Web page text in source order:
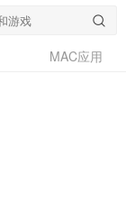
MAC应用